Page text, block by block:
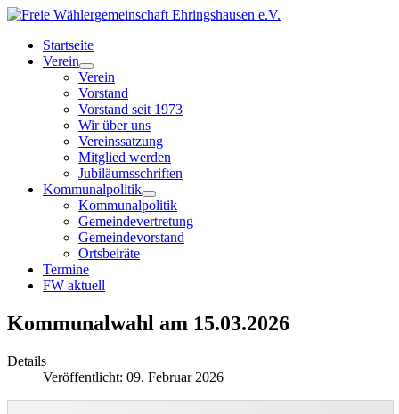
Startseite
Verein
Verein
Vorstand
Vorstand seit 1973
Wir über uns
Vereinssatzung
Mitglied werden
Jubiläumsschriften
Kommunalpolitik
Kommunalpolitik
Gemeindevertretung
Gemeindevorstand
Ortsbeiräte
Termine
FW aktuell
Kommunalwahl am 15.03.2026
Details
Veröffentlicht: 09. Februar 2026